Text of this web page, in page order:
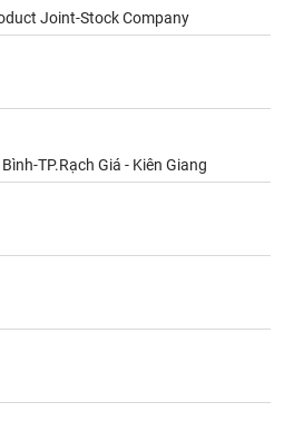
Joint-Stock Company
TP.Rạch Giá - Kiên Giang